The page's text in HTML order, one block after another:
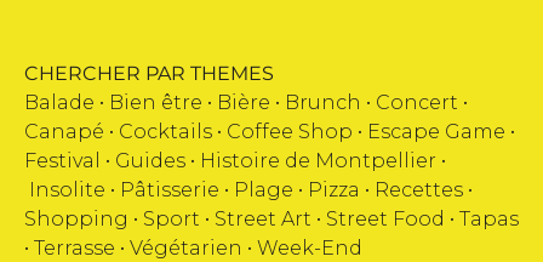
CHERCHER PAR THEMES
Balade • Bien être • Bière • Brunch • Concert •
Canapé • Cocktails • Coffee Shop • Escape Game •
Festival
• Guides • Histoire de Montpellier •
Insolite • Pâtisserie • Plage • Pizza • Recettes •
Shopping • Sport • Street Art • Street Food • Tapas
• Terrasse • Végétarien • Week-End